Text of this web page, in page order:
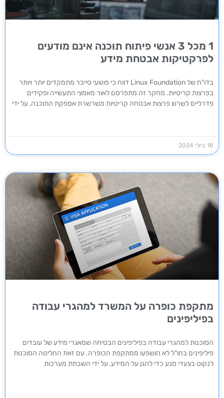
1 מכל 3 אנשי פיתוח תוכנה אינם מודעים
לפרקטיקות אבטחת מידע
בדו"ח של Linux Foundation דווח כי פושעי סייבר מתמקדים יותר ויותר
בפרצות קריטיות. מחקר זה מתפרסם לאור מאמצי התעשייה ופקידים
פדרליים לשרש פרצות אבטחה קריטיות משרשרת אספקת התוכנה, על ידי
18 ביולי 2024
מתקפת כופרה על המשרד למהגרי עבודה
בפיליפינים
הסוכנות למהגרי עבודה בפיליפינים הבטיחה שמאגרי מידע של עובדים
פיליפינים בחו"ל לא הושפעו ממתקפת הכופרה. עם זאת החליטה הסוכנות
לנקוט בצעדי מנע כדי להגן על המידע, על ידי השבתת מערכות